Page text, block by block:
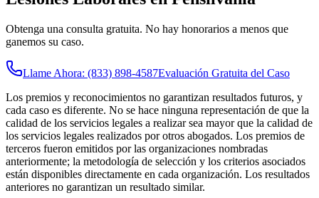
Obtenga una consulta gratuita. No hay honorarios a menos que
ganemos su caso.
Llame Ahora: (833) 898-4587Evaluación Gratuita del Caso
Los premios y reconocimientos no garantizan resultados futuros, y
cada caso es diferente. No se hace ninguna representación de que la
calidad de los servicios legales a realizar sea mayor que la calidad de
los servicios legales realizados por otros abogados. Los premios de
terceros fueron emitidos por las organizaciones nombradas
anteriormente; la metodología de selección y los criterios asociados
están disponibles directamente en cada organización. Los resultados
anteriores no garantizan un resultado similar.